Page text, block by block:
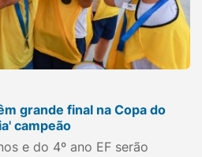
grande final na Copa do
campeão
e do 4º ano EF serão